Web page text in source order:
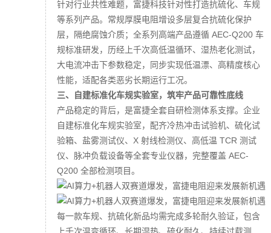
针对行业共性难题，富捷科技针对性打造抗硫化、车规
等系列产品。常规厚膜电阻增设多层复合抗硫化保护
层，隔绝腐蚀介质；全系列高端产品遵循 AEC-Q200 车
规标准研发，历经上千次高低温循环、湿热老化测试，
大电流冲击下参数稳定，同步实现低温漂、高精度核心
性能，适配各类恶劣长期运行工况。
三、自建标准化车规实验室，筑牢产品可靠性底线
产品稳定的背后，是富捷全套自研检测体系支撑。企业
自建标准化车规实验室，配齐冷热冲击试验机、硫化试
验箱、盐雾测试仪、X 射线检测仪、高低温 TCR 测试
仪、脉冲负载设备等全套专业仪器，完整覆盖 AEC-
Q200 全部检测项目。
每一款车规、抗硫化新品均需完成多轮耐久验证，包含